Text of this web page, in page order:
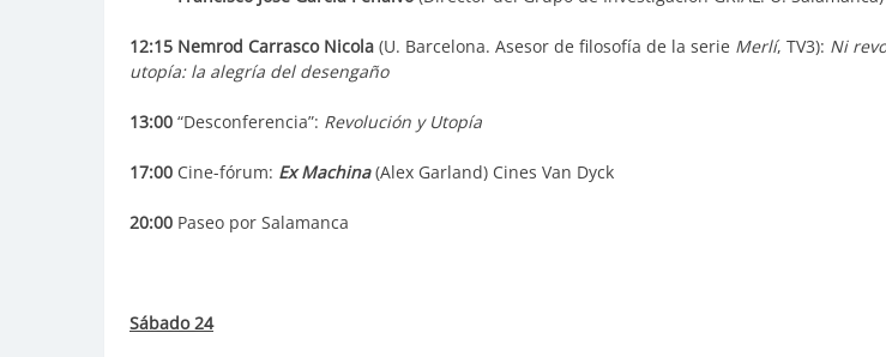
12:15 Nemrod Carrasco Nicola (U. Barcelona. Asesor de filosofía de la serie Merlí, TV3): Ni
utopía: la alegría del desengaño
13:00 “Desconferencia”: Revolución y Utopía
17:00 Cine-fórum: Ex Machina(Alex Garland) Cines Van Dyck
20:00 Paseo por Salamanca
Sábado 24